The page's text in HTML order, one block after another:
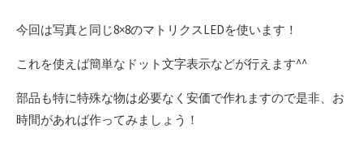
今回は写真と同じ8×8のマトリクスLEDを使います！
これを使えば簡単なドット文字表示などが行えます^^
部品も特に特殊な物は必要なく安価で作れますので是非、お
時間があれば作ってみましょう！